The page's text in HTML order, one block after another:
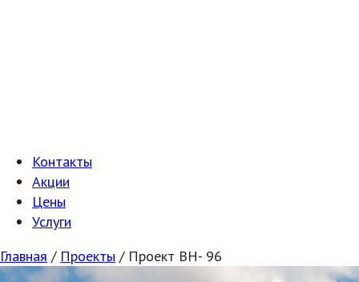
Контакты
Акции
Цены
Услуги
Главная / Проекты / Проект ВН- 96